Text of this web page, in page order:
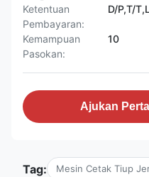
Ketentuan
Pembayaran:
D/P,T/
Kemampuan
Pasokan:
10
Ajukan
Tag: Mesin Cetak Tiup